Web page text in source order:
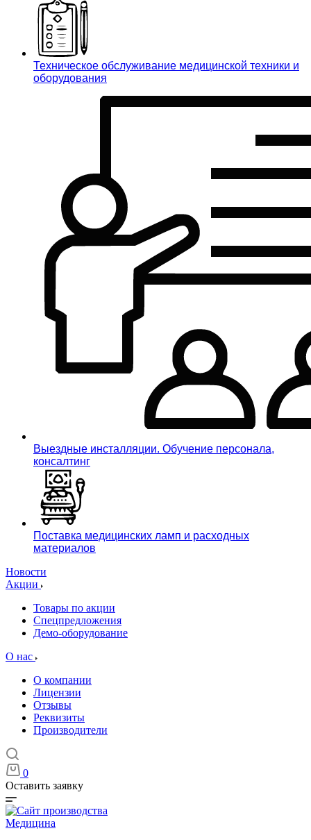
Техническое обслуживание медицинской техники и
оборудования
Выездные инсталляции. Обучение персонала,
консалтинг
Поставка медицинских ламп и расходных
материалов
Новости
Акции
Товары по акции
Спецпредложения
Демо-оборудование
О нас
О компании
Лицензии
Отзывы
Реквизиты
Производители
0
Оставить заявку
Медицина